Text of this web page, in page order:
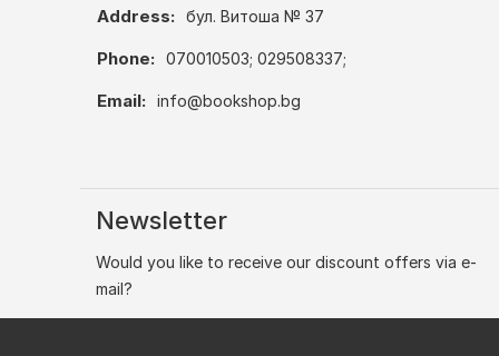
Address: бул. Витоша № 37
Phone: 070010503; 029508337;
Email: info@bookshop.bg
Newsletter
Would you like to receive our discount offers via e-
mail?